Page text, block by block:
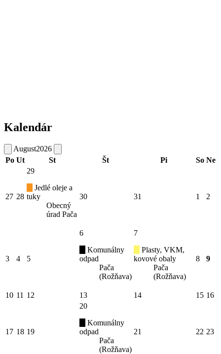
Kalendár
August2026
Po Ut St Št Pi So Ne
27 28
29
Jedlé oleje a
tuky
Obecný
úrad Pača
30 31 1 2
3 4 5
6
Komunálny
odpad
Pača
(Rožňava)
7
Plasty, VKM,
kovové obaly
Pača
(Rožňava)
8 9
10 11 12 13 14 15 16
17 18 19
20
Komunálny
odpad
Pača
(Rožňava)
21 22 23